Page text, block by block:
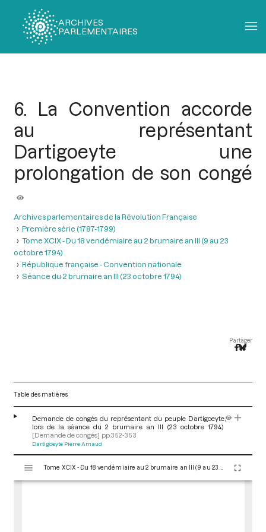
ARCHIVES
PARLEMENTAIRES
6. La Convention accorde
au représentant
Dartigoeyte une
prolongation de son congé
Archives parlementaires de la Révolution Française
Première série (1787-1799)
Tome XCIX - Du 18 vendémiaire au 2 brumaire an III (9 au 23
octobre 1794)
République française - Convention nationale
Séance du 2 brumaire an III (23 octobre 1794)
Partager
Table des matières
Demande de congés du représentant du peuple Dartigoeyte,
lors de la séance du 2 brumaire an III (23 octobre 1794)
[Demande de congés] pp.352-353
Dartigoeyte Pierre Arnaud
s